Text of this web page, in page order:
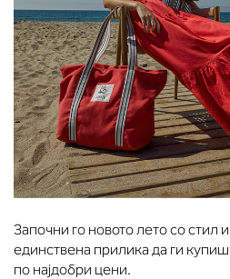
Започни го новото лето со стил
единствена прилика да ги
по најдобри цени.